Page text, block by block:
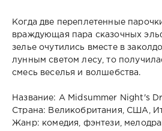
Когда две переплетенные
враждующая пара сказочных
зелье очутились вместе в
лунным светом лесу, то
смесь веселья и волшебства.
Название: A Midsummer Night's
Страна: Великобритания, США,
Жанр: комедия, фэнтези,